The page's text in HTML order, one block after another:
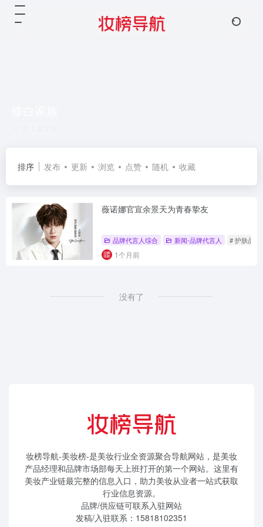
排序 发布 更新 浏览 点赞 随机 收藏
薇诺娜官宣余景天为青春挚友
品牌代言人综合 新闻-品牌代言人 # 护肤品牌
1个月前
没有了
妆榜导航-美妆榜-是美妆行业全资源聚合导航网站，是美妆
产品经理和品牌市场部每天上班打开的第一个网站。这里有
美妆产业链最完整的信息入口，助力美妆从业者一站式获取
行业信息资源。
品牌/供应链可联系入驻网站
发稿/入驻联系：15818102351